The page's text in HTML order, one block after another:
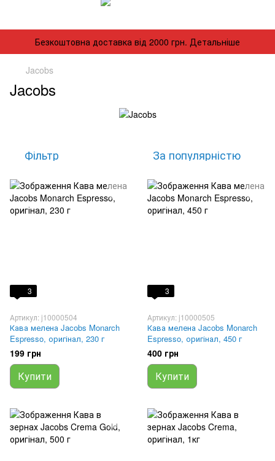
Безкоштовна доставка від 2000 грн. Детальніше
Jacobs
Jacobs
Фільтр За популярністю
3
Артикул: j10000504
Кава мелена Jacobs Monarch
Espresso, оригінал, 230 г
199 грн
Купити
3
Артикул: j10000505
Кава мелена Jacobs Monarch
Espresso, оригінал, 450 г
400 грн
Купити